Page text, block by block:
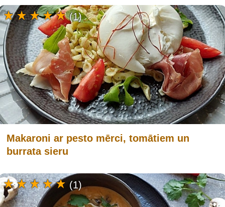
Makaroni ar pesto mērci, tomātiem un
burrata sieru
(1)
(1)